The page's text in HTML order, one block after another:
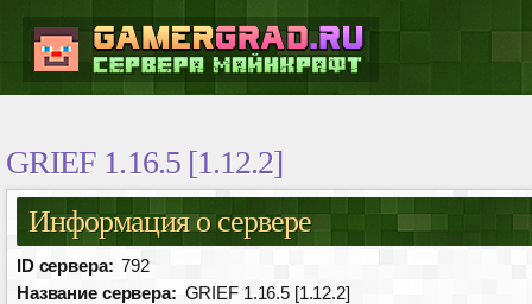
GRIEF 1.16.5 [1.12.2]
Информация о сервере
ID сервера: 792
Название сервера: GRIEF 1.16.5 [1.12.2]